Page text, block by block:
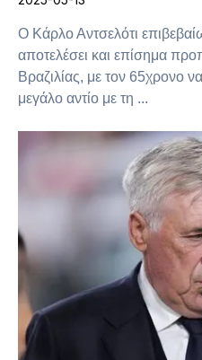
Ο Κάρλο Αντσελότι
αποτελέσει και επίσημα
Βραζιλίας, με τον 65χρονο
μεγάλο αντίο με τη ...